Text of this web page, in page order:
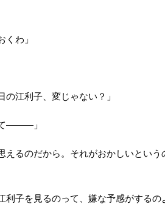
わ」
の江利子、変じゃない？」
て―――」
るのだから。それがおかしいという
子を見るのって、嫌な予感がするの